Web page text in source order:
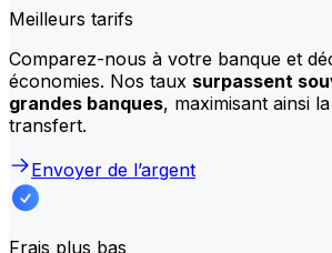
Meilleurs tarifs
Comparez-nous à votre banque et
économies. Nos taux surpassent
grandes banques, maximisant ainsi
transfert.
Envoyer de l’argent
Frais plus bas